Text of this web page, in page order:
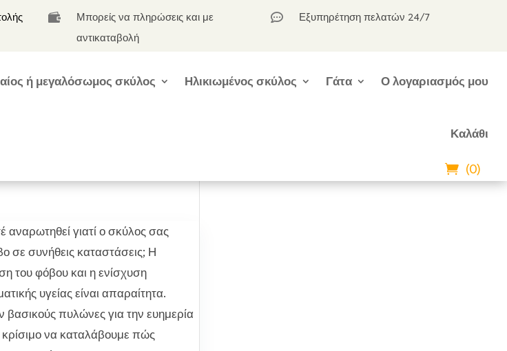

Μπορείς να πληρώσεις και με
αντικαταβολή
 Εξυπηρέτηση πελατών 24/7
ή μεγαλόσωμος σκύλος Ηλικιωμένος σκύλος Γάτα Ο λογαριασμός μου
Καλάθι
(0)
αναρωτηθεί γιατί ο σκύλος σας
σε συνήθεις καταστάσεις; Η
του φόβου και η ενίσχυση
υγείας είναι απαραίτητα.
βασικούς πυλώνες για την ευημερία
κρίσιμο να καταλάβουμε πώς